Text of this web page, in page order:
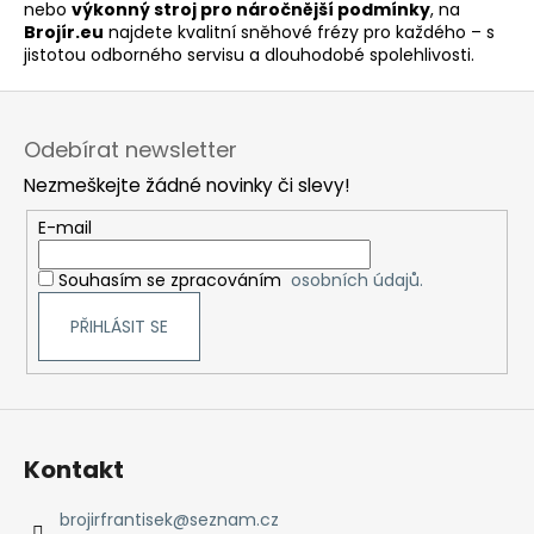
nebo výkonný stroj pro náročnější podmínky, na
Brojír.eu najdete kvalitní sněhové frézy pro každého – s
jistotou odborného servisu a dlouhodobé spolehlivosti.
Z
Odebírat newsletter
Nezmeškejte žádné novinky či slevy!
E-mail
Souhasím se zpracováním osobních údajů.
PŘIHLÁSIT SE
Kontakt
brojirfrantisek@seznam.cz